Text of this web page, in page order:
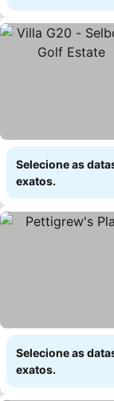
Selecione as
exatos.
Selecione as
exatos.